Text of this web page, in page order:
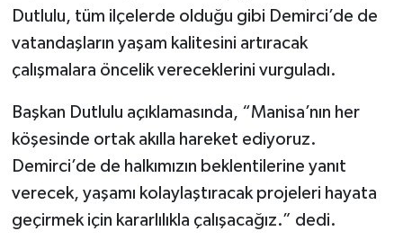
Dutlulu, tüm ilçelerde olduğu gibi Demirci’de de
vatandaşların yaşam kalitesini artıracak
çalışmalara öncelik vereceklerini vurguladı.
Başkan Dutlulu açıklamasında, “Manisa’nın her
köşesinde ortak akılla hareket ediyoruz.
Demirci’de de halkımızın beklentilerine yanıt
verecek, yaşamı kolaylaştıracak projeleri hayata
geçirmek için kararlılıkla çalışacağız.” dedi.